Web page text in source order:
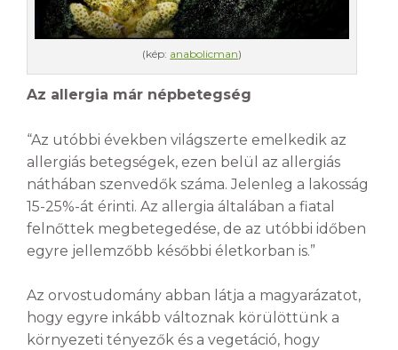
(kép: anabolicman)
Az allergia már népbetegség
“Az utóbbi években világszerte emelkedik az
allergiás betegségek, ezen belül az allergiás
náthában szenvedők száma. Jelenleg a lakosság
15-25%-át érinti. Az allergia általában a fiatal
felnőttek megbetegedése, de az utóbbi időben
egyre jellemzőbb későbbi életkorban is.”
Az orvostudomány abban látja a magyarázatot,
hogy egyre inkább változnak körülöttünk a
környezeti tényezők és a vegetáció, hogy